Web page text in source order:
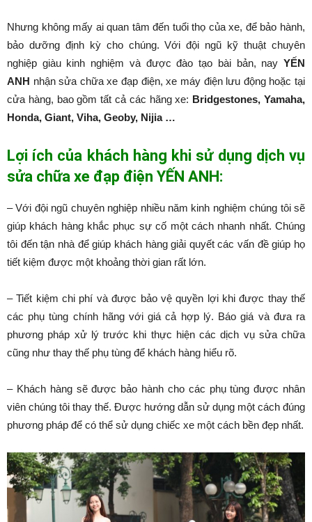
Nhưng không mấy ai quan tâm đến tuổi thọ của xe, để bảo hành,
bảo dưỡng định kỳ cho chúng. Với đội ngũ kỹ thuật chuyên
nghiệp giàu kinh nghiệm và được đào tạo bài bản, nay YẾN
ANH nhận sửa chữa xe đạp điện, xe máy điện lưu động hoặc tại
cửa hàng, bao gồm tất cả các hãng xe: Bridgestones, Yamaha,
Honda, Giant, Viha, Geoby, Nijia …
Lợi ích của khách hàng khi sử dụng dịch vụ
sửa chữa xe đạp điện YẾN ANH:
– Với đội ngũ chuyên nghiệp nhiều năm kinh nghiệm chúng tôi sẽ
giúp khách hàng khắc phục sự cố một cách nhanh nhất. Chúng
tôi đến tận nhà để giúp khách hàng giải quyết các vấn đề giúp họ
tiết kiệm được một khoảng thời gian rất lớn.
– Tiết kiệm chi phí và được bảo vệ quyền lợi khi được thay thế
các phụ tùng chính hãng với giá cả hợp lý. Báo giá và đưa ra
phương pháp xử lý trước khi thực hiện các dịch vụ sửa chữa
cũng như thay thế phụ tùng để khách hàng hiểu rõ.
– Khách hàng sẽ được bảo hành cho các phụ tùng được nhân
viên chúng tôi thay thế. Được hướng dẫn sử dụng một cách đúng
phương pháp để có thể sử dụng chiếc xe một cách bền đẹp nhất.